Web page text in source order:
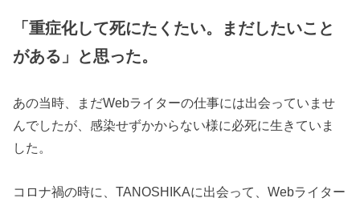
「重症化して死にたくたい。まだしたいこと
がある」と思った。
あの当時、まだWebライターの仕事には出会っていませ
んでしたが、感染せずかからない様に必死に生きていま
した。
コロナ禍の時に、TANOSHIKAに出会って、Webライター